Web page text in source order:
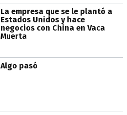
La empresa que se le plantó a
Estados Unidos y hace
negocios con China en Vaca
Muerta
Algo pasó